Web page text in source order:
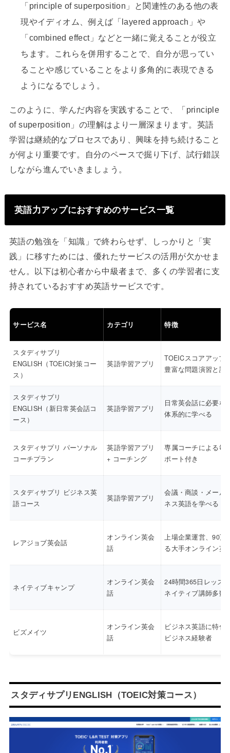
「principle of superposition」と関連性のある他の表
現やイディオム、例えば「layered approach」や
「combined effect」などと一緒に覚えることが役立
ちます。これらを併用することで、自分が思ってい
ることや感じていることをより多角的に表現できる
ようになるでしょう。
このように、学んだ内容を実践することで、「principle
of superposition」の理解はより一層深まります。英語
学習は継続的なプロセスであり、興味を持ち続けること
が何より重要です。自分のペースで掘り下げ、試行錯誤
しながら進んでいきましょう。
英語力アップにおすすめのサービス一覧
英語の勉強を「知識」で終わらせず、しっかりと「実
践」に移すためには、優れたサービスの活用が欠かせま
せん。以下は初心者から中級者まで、多くの学習者に支
持されているおすすめ英語サービスです。
サービス名 カテゴリ 特徴
スタディサプリ
ENGLISH（TOEIC対策コー
ス）
英語学習アプリ
TOEICスコアアップ
豊富な問題演習と講
スタディサプリ
ENGLISH（新日常英会話コ
ース）
英語学習アプリ
日常英会話に必要な
体系的に学べる
スタディサプリ パーソナル
コーチプラン
英語学習アプリ
+ コーチング
専属コーチによる毎
ポート付き
スタディサプリ ビジネス英
語コース
英語学習アプリ
会議・商談・メール
ネス英語を学べる
レアジョブ英会話
オンライン英会
話
上場企業運営、90万
る大手オンライン英
ネイティブキャンプ
オンライン英会
話
24時間365日レッス
ネイティブ講師多数
ビズメイツ
オンライン英会
話
ビジネス英語に特化
ビジネス経験者
スタディサプリENGLISH（TOEIC対策コース）